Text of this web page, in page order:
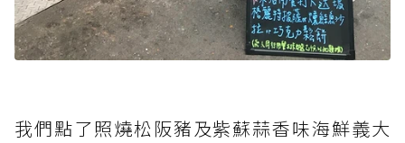
我們點了照燒松阪豬及紫蘇蒜香味海鮮義大